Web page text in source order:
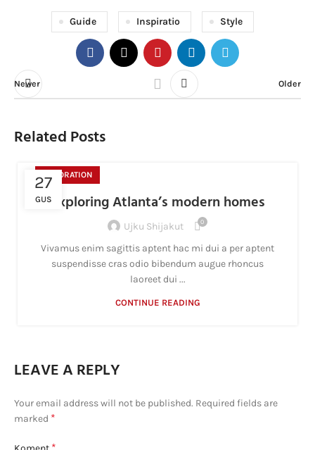
Guide Inspiratio Style
Newer Older
Related Posts
27
GUS
DECORATION
Exploring Atlanta’s modern homes
Ujku Shijakut 0
Vivamus enim sagittis aptent hac mi dui a per aptent
suspendisse cras odio bibendum augue rhoncus
laoreet dui ...
CONTINUE READING
LEAVE A REPLY
Your email address will not be published. Required fields are
marked *